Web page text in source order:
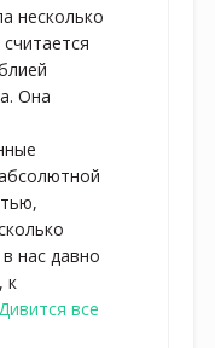
несколько
Она
нас давно
к
все